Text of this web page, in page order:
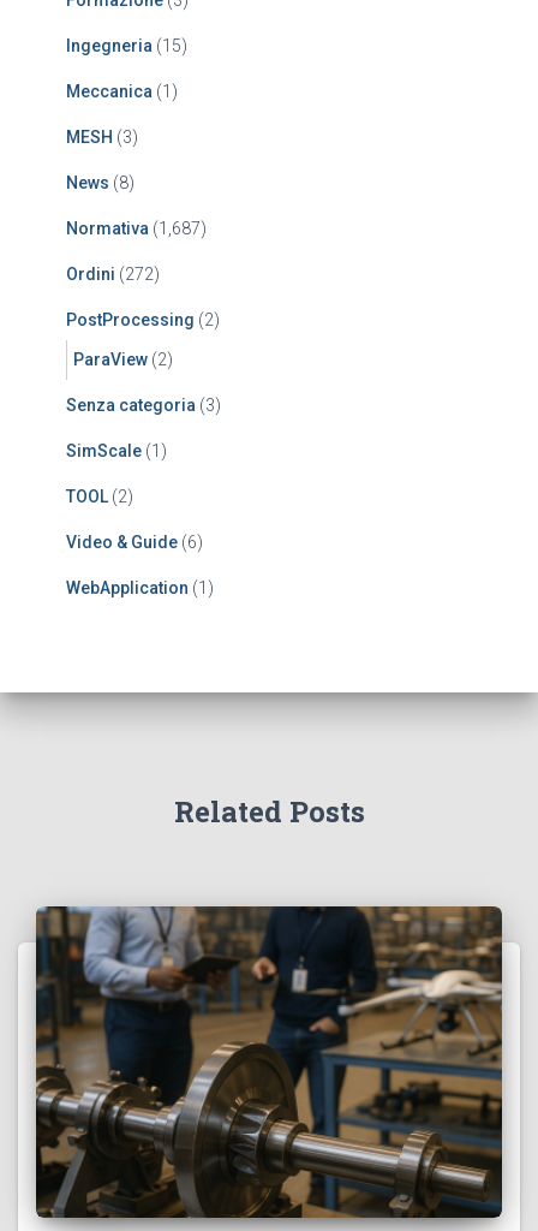
Ingegneria (15)
Meccanica (1)
MESH (3)
News (8)
Normativa (1,687)
Ordini (272)
PostProcessing (2)
ParaView (2)
Senza categoria (3)
SimScale (1)
TOOL (2)
Video & Guide (6)
WebApplication (1)
Related Posts